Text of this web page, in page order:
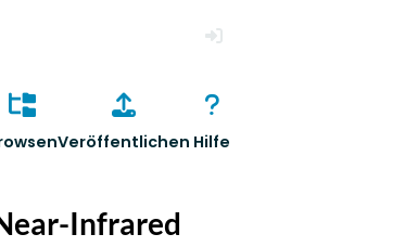
Veröffentlichen Hilfe
Infrared